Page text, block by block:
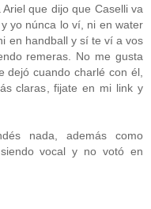
que dijo que Caselli va
yo núnca lo ví, ni en water
en handball y sí te ví a vos
remeras. No me gusta
dejó cuando charlé con él,
claras, fijate en mi link y
nada, además como
vocal y no votó en